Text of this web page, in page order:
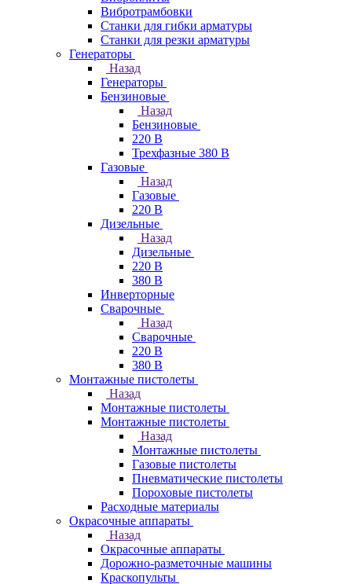
Вибротрамбовки
Станки для гибки арматуры
Станки для резки арматуры
Генераторы
Назад
Генераторы
Бензиновые
Назад
Бензиновые
220 В
Трехфазные 380 В
Газовые
Назад
Газовые
220 В
Дизельные
Назад
Дизельные
220 В
380 В
Инверторные
Сварочные
Назад
Сварочные
220 В
380 В
Монтажные пистолеты
Назад
Монтажные пистолеты
Монтажные пистолеты
Назад
Монтажные пистолеты
Газовые пистолеты
Пневматические пистолеты
Пороховые пистолеты
Расходные материалы
Окрасочные аппараты
Назад
Окрасочные аппараты
Дорожно-разметочные машины
Краскопульты